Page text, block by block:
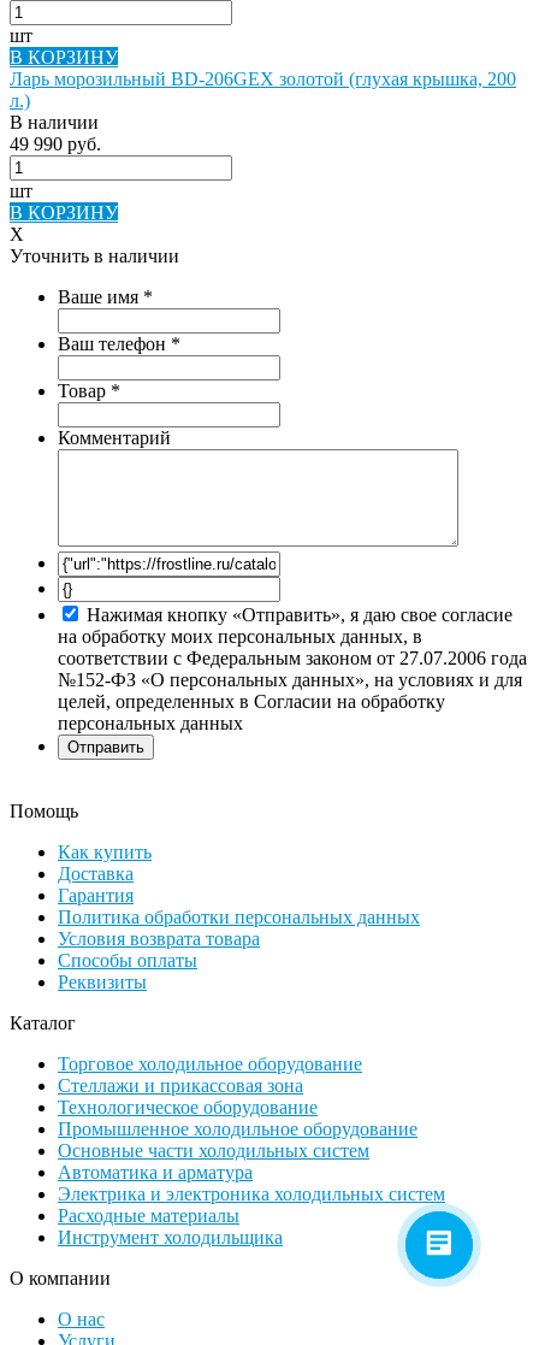
шт
В КОРЗИНУ
Ларь морозильный BD-206GEX золотой (глухая крышка, 200
л.)
В наличии
49 990 руб.
шт
В КОРЗИНУ
X
Уточнить в наличии
Ваше имя *
Ваш телефон *
Товар *
Комментарий
Нажимая кнопку «Отправить», я даю свое согласие
на обработку моих персональных данных, в
соответствии с Федеральным законом от 27.07.2006 года
№152-ФЗ «О персональных данных», на условиях и для
целей, определенных в Согласии на обработку
персональных данных
Помощь
Как купить
Доставка
Гарантия
Политика обработки персональных данных
Условия возврата товара
Способы оплаты
Реквизиты
Каталог
Торговое холодильное оборудование
Стеллажи и прикассовая зона
Технологическое оборудование
Промышленное холодильное оборудование
Основные части холодильных систем
Автоматика и арматура
Электрика и электроника холодильных систем
Расходные материалы
Инструмент холодильщика
О компании
О нас
Услуги